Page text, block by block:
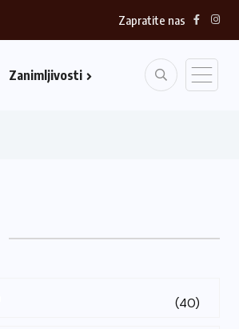
Zapratite nas
Zanimljivosti
(40)